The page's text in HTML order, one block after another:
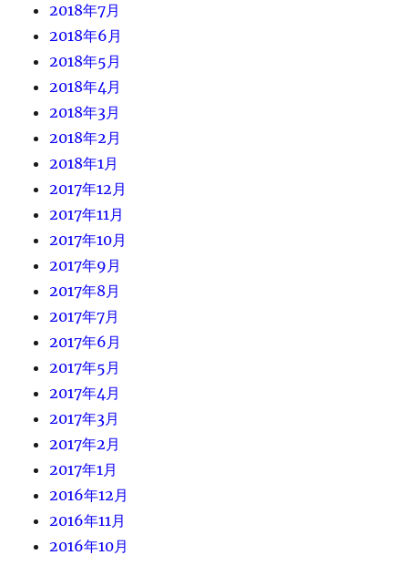
2018年7月
2018年6月
2018年5月
2018年4月
2018年3月
2018年2月
2018年1月
2017年12月
2017年11月
2017年10月
2017年9月
2017年8月
2017年7月
2017年6月
2017年5月
2017年4月
2017年3月
2017年2月
2017年1月
2016年12月
2016年11月
2016年10月